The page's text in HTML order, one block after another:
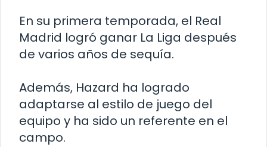
En su primera temporada, el Real
Madrid logró ganar La Liga después
de varios años de sequía.
Además, Hazard ha logrado
adaptarse al estilo de juego del
equipo y ha sido un referente en el
campo.